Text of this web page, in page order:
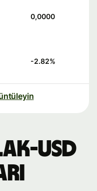
0,0000
-2.82%
USD